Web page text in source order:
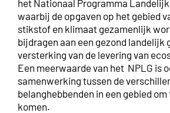
het Nationaal Programma Landelijk
waarbij de opgaven op het gebied
stikstof en klimaat gezamenlijk
bijdragen aan een gezond landelijk
versterking van de levering van
Een meerwaarde van het NPLG is
samenwerking tussen de
belanghebbenden in een gebied
komen.